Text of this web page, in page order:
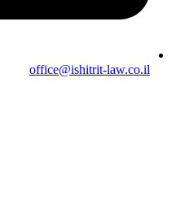
office@ishitrit-law.co.il